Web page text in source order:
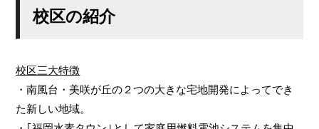
校区の紹介
校区三大特徴
・南風台・美咲が丘の２つの大きな宅地開発によってでき
た新しい地域。